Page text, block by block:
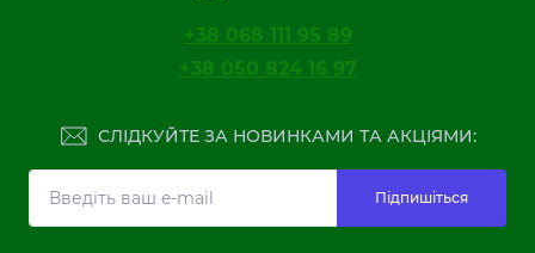
+38 068 111 95 89
+38 050 824 16 97
СЛІДКУЙТЕ ЗА НОВИНКАМИ ТА АКЦІЯМИ:
Підпишіться